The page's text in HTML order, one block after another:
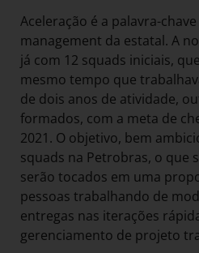
Aceleração é a palavra-
management da estatal. A
já com 12 squads iniciais,
mesmo tempo que
de dois anos de atividade,
formados, com a meta de
2021. O objetivo, bem
squads na Petrobras, o que
serão tocados em uma
pessoas trabalhando de
entregas nas iterações
gerenciamento de projeto